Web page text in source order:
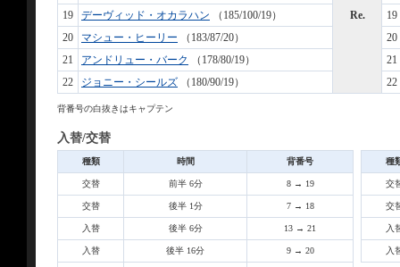
Re.
19
デーヴィッド・オカラハン （185/100/19）
19
20
マシュー・ヒーリー （183/87/20）
20
21
アンドリュー・バーク （178/80/19）
21
22
ジョニー・シールズ （180/90/19） 22
背番号の白抜きはキャプテン
入替/交替
種類 時間 背番号
交替 前半 6分 8 → 19
交替 後半 1分 7 → 18
入替 後半 6分 13 → 21
入替 後半 16分 9 → 20
種
交
交
入
入